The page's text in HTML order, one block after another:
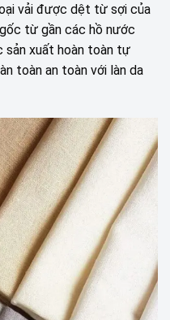
vải được dệt từ sợi của
từ gần các hồ nước
sản xuất hoàn toàn tự
toàn an toàn với làn da